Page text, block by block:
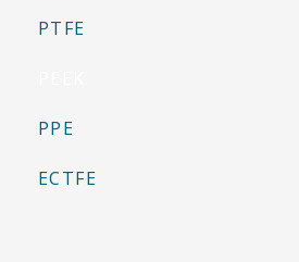
PTFE
PPE
ECTFE